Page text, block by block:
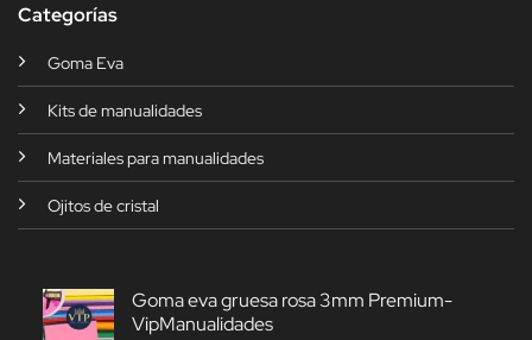
Categorías
Goma Eva
Kits de manualidades
Materiales para manualidades
Ojitos de cristal
Goma eva gruesa rosa 3mm Premium-
VipManualidades